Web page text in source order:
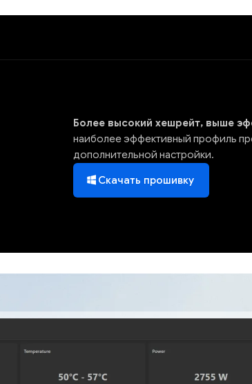
Более высокий хешрейт, выше
наиболее эффективный профиль
дополнительной настройки.
Скачать прошивку